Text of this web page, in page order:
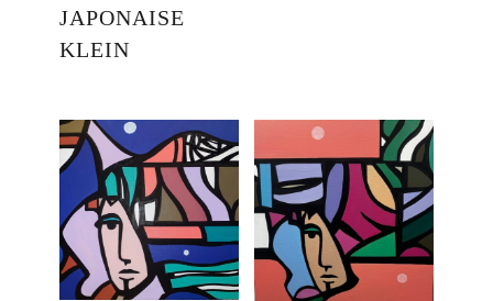
JAPONAISE
KLEIN